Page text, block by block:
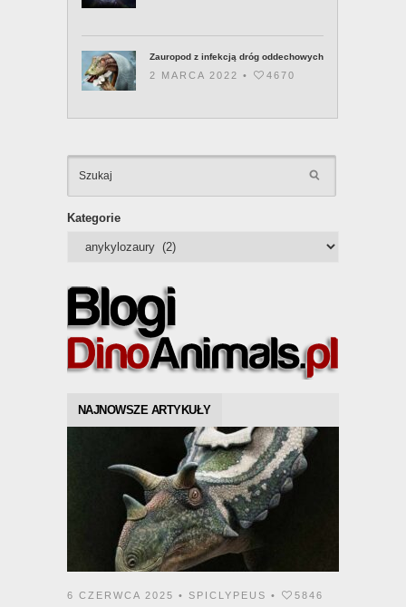
Zauropod z infekcją dróg oddechowych
2 MARCA 2022 • 4670
Kategorie
NAJNOWSZE ARTYKUŁY
6 CZERWCA 2025 • SPICLYPEUS • 5846